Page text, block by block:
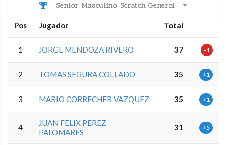
Senior Masculino Scratch General
Pos Jugador Total
1 JORGE MENDOZA RIVERO 37 -1
2 TOMAS SEGURA COLLADO 35 +1
3 MARIO CORRECHER VAZQUEZ 35 +1
4
JUAN FELIX PEREZ
PALOMARES
31 +5